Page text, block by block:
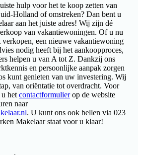
hulp voor het te koop zetten van
Holland of omstreken? Dan bent u
aan het juiste adres! Wij zijn dé
van vakantiewoningen. Of u nu
een nieuwe vakantiewoning
nodig heeft bij het aankoopproces,
helpen u van A tot Z. Dankzij ons
en persoonlijke aanpak zorgen
kunt genieten van uw investering. Wij
van oriëntatie tot overdracht. Voor
het contactformulierop de website
naar
. U kunt ons ook bellen via 023
Makelaar staat voor u klaar!